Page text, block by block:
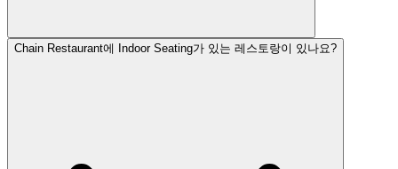
Chain Restaurant에 Indoor Seating가 있는 레스토랑이 있나요?